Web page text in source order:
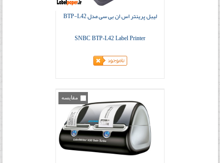
لیبل پرینتر اس ان بی سی مدل BTP-L42
SNBC BTP-L42 Label Printer
مقایسه